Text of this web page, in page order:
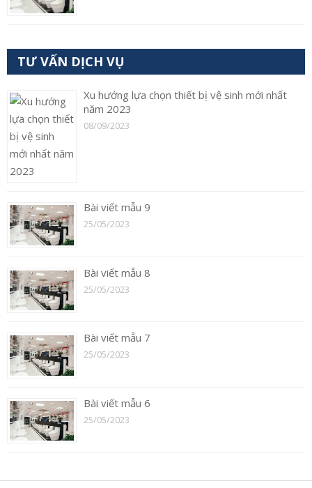
TƯ VẤN DỊCH VỤ
Xu hướng lựa chọn thiết bị vệ sinh mới nhất
năm 2023
08/09/2023
Bài viết mẫu 9
25/05/2023
Bài viết mẫu 8
25/05/2023
Bài viết mẫu 7
25/05/2023
Bài viết mẫu 6
25/05/2023